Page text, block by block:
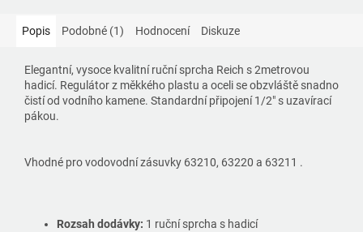
Popis Podobné (1) Hodnocení Diskuze
Elegantní, vysoce kvalitní ruční sprcha Reich s 2metrovou
hadicí. Regulátor z měkkého plastu a oceli se obzvláště snadno
čistí od vodního kamene. Standardní připojení 1/2" s uzavírací
pákou.
Vhodné pro vodovodní zásuvky 63210, 63220 a 63211 .
Rozsah dodávky: 1 ruční sprcha s hadicí